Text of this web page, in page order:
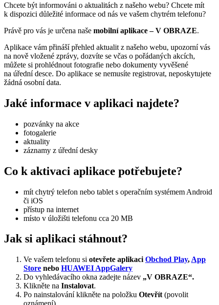
Chcete být informováni o aktualitách z našeho webu? Chcete mít
k dispozici důležité informace od nás ve vašem chytrém telefonu?
Právě pro vás je určena naše mobilní aplikace – V OBRAZE.
Aplikace vám přináší přehled aktualit z našeho webu, upozorní vás
na nově vložené zprávy, dozvíte se včas o pořádaných akcích,
můžete si prohlédnout fotografie nebo dokumenty vyvěšené
na úřední desce. Do aplikace se nemusíte registrovat, neposkytujete
žádná osobní data.
Jaké informace v aplikaci najdete?
pozvánky na akce
fotogalerie
aktuality
záznamy z úřední desky
Co k aktivaci aplikace potřebujete?
mít chytrý telefon nebo tablet s operačním systémem Android
či iOS
přístup na internet
místo v úložišti telefonu cca 20 MB
Jak si aplikaci stáhnout?
Ve vašem telefonu si otevřete aplikaci Obchod Play, App
Store nebo HUAWEI AppGalery
Do vyhledávacího okna zadejte název „V OBRAZE“.
Klikněte na Instalovat.
Po nainstalování klikněte na položku Otevřít (povolit